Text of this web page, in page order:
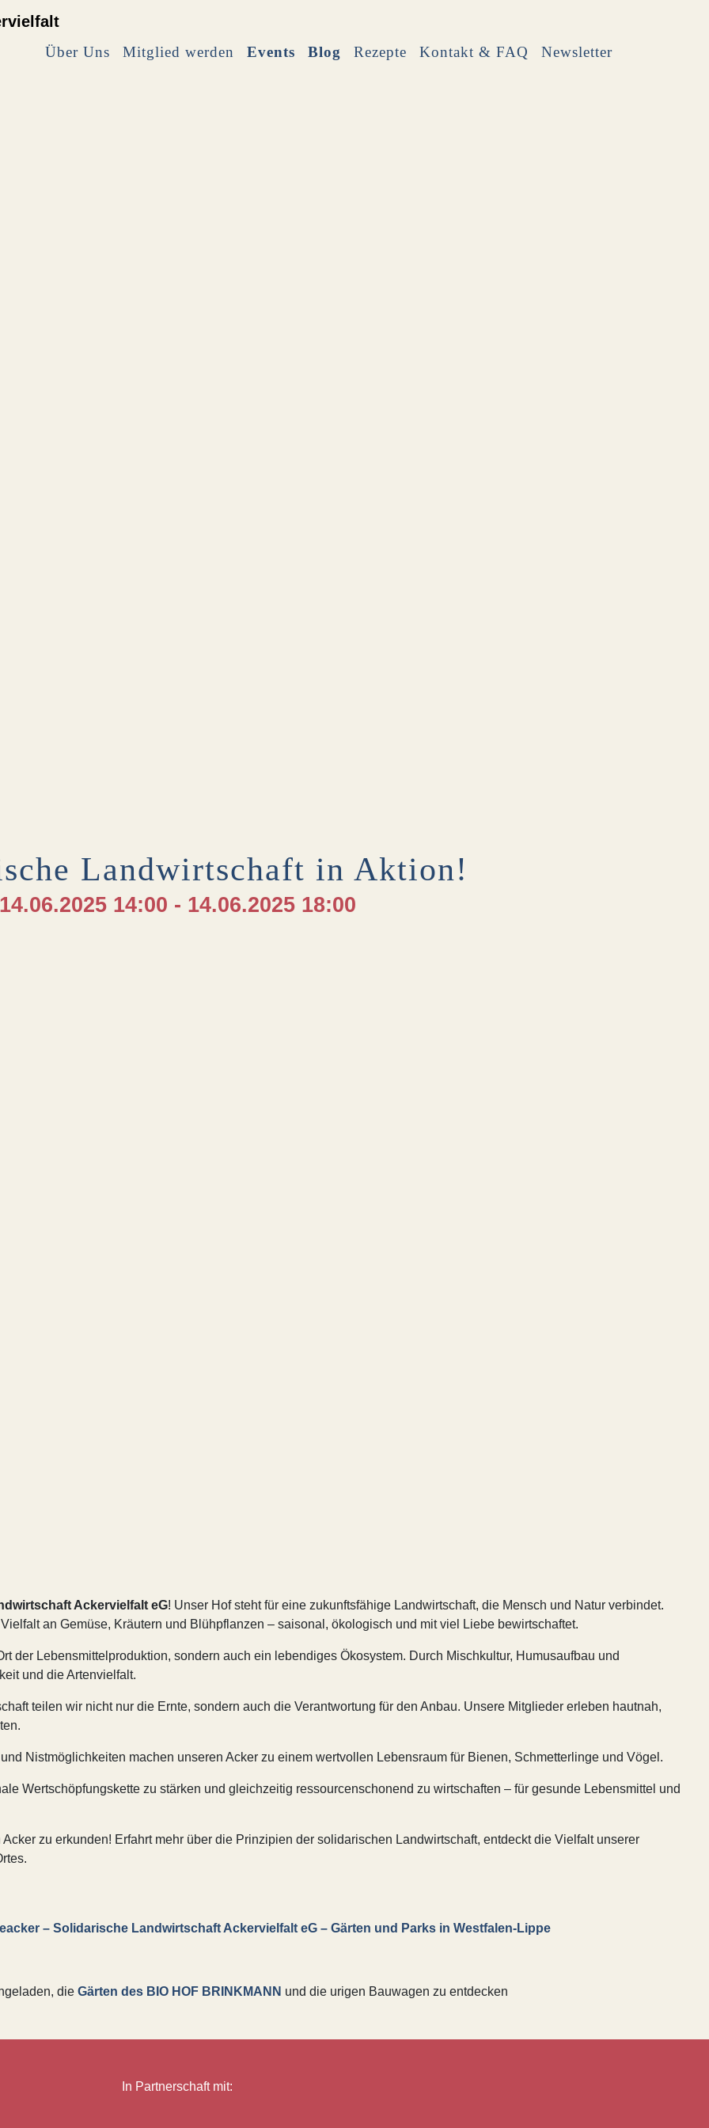
Über Uns Mitglied werden Events Blog Rezepte Kontakt & FAQ Newsletter
Landwirtschaft in Aktion!
14.06.2025 14:00 - 14.06.2025 18:00
Ackervielfalt eG! Unser Hof steht für eine zukunftsfähige Landwirtschaft, die Mensch und Natur verbindet.
an Gemüse, Kräutern und Blühpflanzen – saisonal, ökologisch und mit viel Liebe bewirtschaftet.
der Lebensmittelproduktion, sondern auch ein lebendiges Ökosystem. Durch Mischkultur, Humusaufbau und
und die Artenvielfalt.
teilen wir nicht nur die Ernte, sondern auch die Verantwortung für den Anbau. Unsere Mitglieder erleben hautnah,
Nistmöglichkeiten machen unseren Acker zu einem wertvollen Lebensraum für Bienen, Schmetterlinge und Vögel.
Wertschöpfungskette zu stärken und gleichzeitig ressourcenschonend zu wirtschaften – für gesunde Lebensmittel und
zu erkunden! Erfahrt mehr über die Prinzipien der solidarischen Landwirtschaft, entdeckt die Vielfalt unserer
– Solidarische Landwirtschaft Ackervielfalt eG – Gärten und Parks in Westfalen-Lippe
die Gärten des BIO HOF BRINKMANN und die urigen Bauwagen zu entdecken
In Partnerschaft mit: